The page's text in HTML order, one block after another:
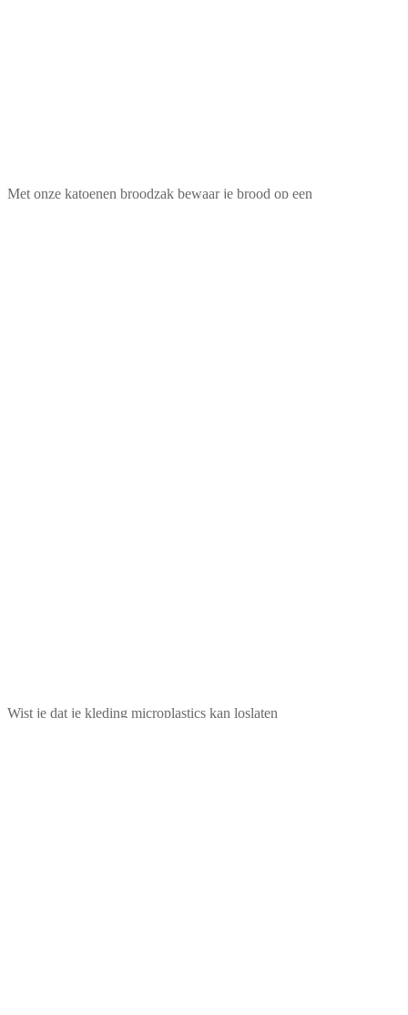
Met onze katoenen broodzak bewaar je brood op een
Wist je dat je kleding microplastics kan loslaten